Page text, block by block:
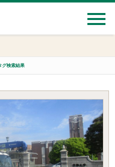
グ検索結果